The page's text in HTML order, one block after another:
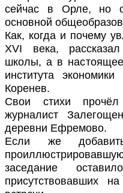
сейчас в Орле, но
основной
Как, когда и почему
XVI века,
школы, а в
института
Коренев.
Свои стихи
журналист
деревни Ефремово.
Если же
заседание
присутствовавших